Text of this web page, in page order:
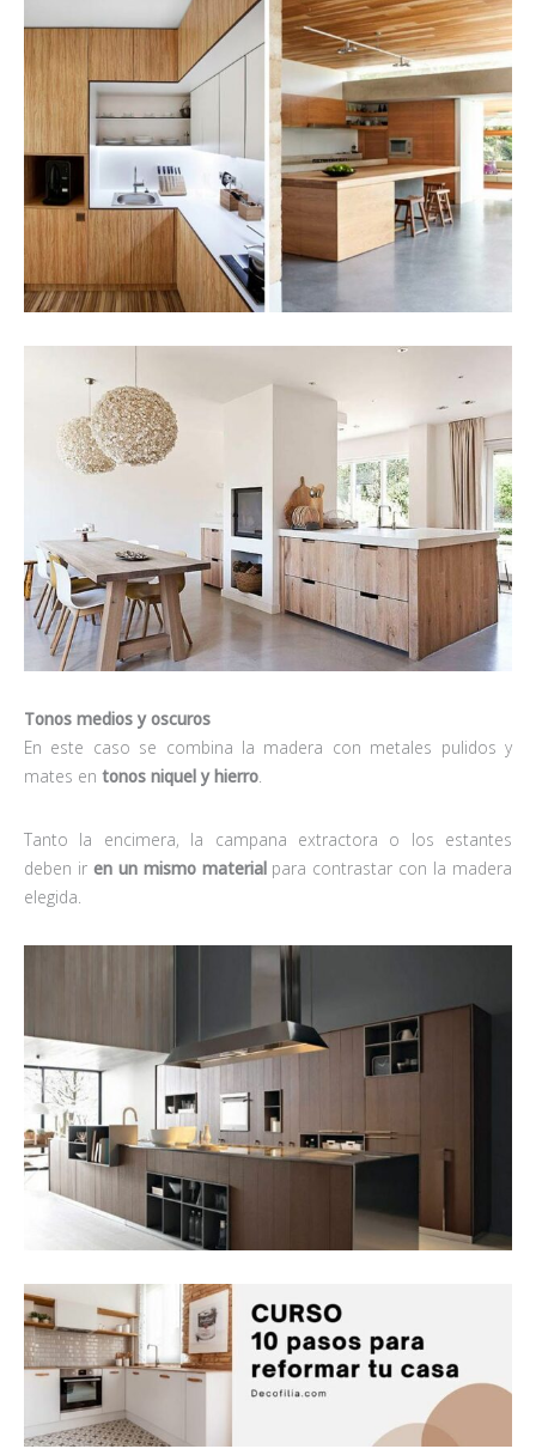
Tonos medios y oscuros
En este caso se combina la madera con metales pulidos y
mates en tonos niquel y hierro.
Tanto la encimera, la campana extractora o los estantes
deben ir en un mismo materialpara contrastar con la madera
elegida.